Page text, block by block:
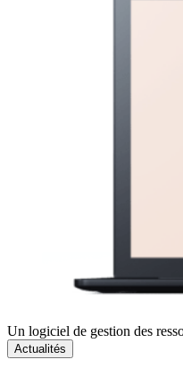
Un logiciel de gestion des
Actualités